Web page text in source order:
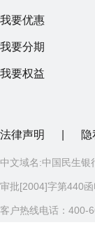
我要优惠
我要分期
我要权益
法律声明
中文域名:中国民生
审批[2004]字第440
客户热线电话：400-